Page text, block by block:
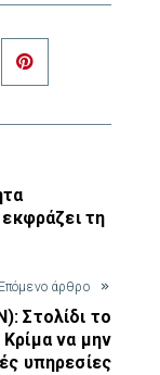
LinkedIn
τη
άρθρο
Στολίδι το
να μην
υπηρεσίες